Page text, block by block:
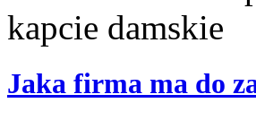
Jaka firma ma do